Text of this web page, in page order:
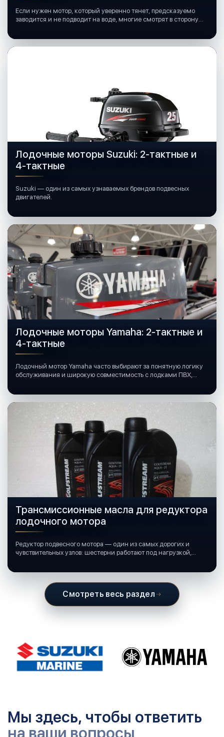
Если нужен мотор, который уверенно тянет, предсказуемо
заводится и не подводит на воде, многие смотрят в сторону
Лодочные моторы Suzuki: 2-тактные и
4-тактные
Suzuki — один из самых узнаваемых брендов подвесных
двигателей.
Лодочные моторы Yamaha: 2-тактные и
4-тактные
Лодочный мотор Yamaha часто выбирают за понятную логику
обслуживания и широкую совместимость с лодками ПВХ,
Трансмиссионные масла для редуктора
лодочного мотора
Редуктор подвесного мотора — один из самых дорогих и
чувствительных узлов: шестерни работают под нагрузкой,
Смотреть весь раздел
Мы здесь, чтобы ответить
на ваши вопросы